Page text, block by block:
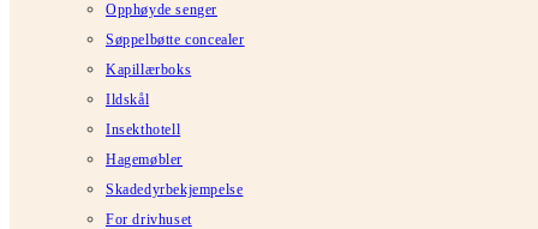
Opphøyde senger
Søppelbøtte concealer
Kapillærboks
Ildskål
Insekthotell
Hagemøbler
Skadedyrbekjempelse
For drivhuset